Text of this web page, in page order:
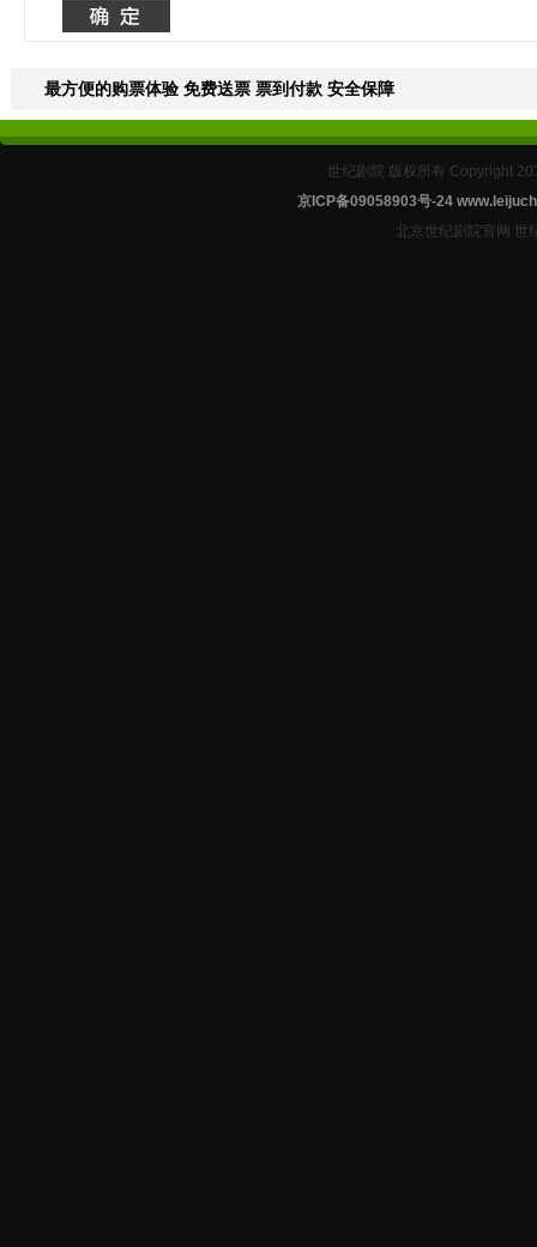
最方便的购票体验 免费送票 票到付款 安全保障
世纪剧院 版权所有 Copyright
京ICP备09058903号-24
北京世纪剧院官网 世